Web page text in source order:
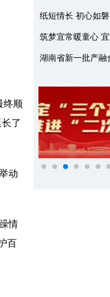
终顺
了
动
情
百
纸短情长 初心如磐